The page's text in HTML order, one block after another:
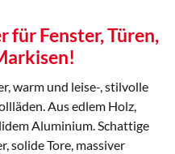
für Fenster, Türen,
warm und leise-, stilvolle
Aus edlem Holz,
Aluminium. Schattige
solide Tore, massiver